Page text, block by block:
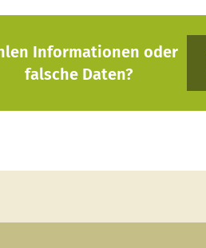
Informationen oder
falsche Daten?